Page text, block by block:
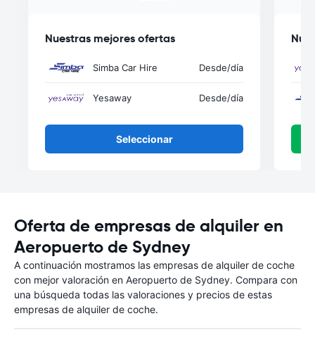
Nuestras mejores ofertas
Simba Car Hire Desde/día
Yesaway Desde/día
Seleccionar
Oferta de empresas de alquiler en
Aeropuerto de Sydney
A continuación mostramos las empresas de alquiler de coche
con mejor valoración en Aeropuerto de Sydney. Compara con
una búsqueda todas las valoraciones y precios de estas
empresas de alquiler de coche.